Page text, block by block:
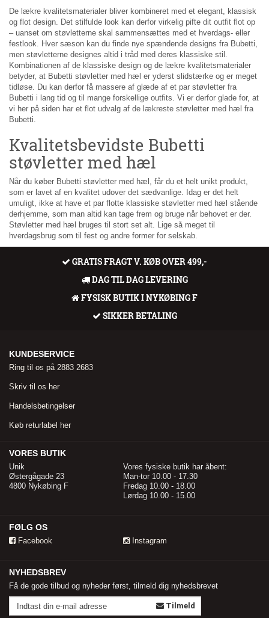
De lækre kvalitetsmaterialer bliver kombineret med et elegant, klassisk
og flot design. Det stilfulde look kan derfor virkelig pifte dit outfit flot op
– uanset om støvletterne skal sammensættes med et hverdags- eller
festlook. Hver sæson kan du finde nye spændende designs fra Bubetti,
men støvletterne designes altid i tråd med deres klassiske stil.
Kombinationen af de klassiske design og de lækre kvalitetsmaterialer
betyder, at Bubetti støvletter med hæl er yderst slidstærke og er meget
tidløse. Du kan derfor få massere af glæde af et par støvletter fra
Bubetti i lang tid og til mange forskellige outfits. Vi er derfor glade for, at
vi her på siden har et flot udvalg af de lækreste støvletter med hæl fra
Bubetti.
Kvalitetsbevidste Bubetti
støvletter med hæl
Når du køber Bubetti støvletter med hæl, får du et helt unikt produkt,
som er lavet af en kvalitet udover det sædvanlige. Idag er det helt
umuligt, ikke at have et par flotte klassiske støvletter med hæl stående
derhjemme, som man altid kan tage frem og bruge når behovet er der.
Støvletter med hæl bruges til stort set alt. Lige så meget til
hverdagsbrug som til fest og andre former for selskab.
GRATIS FRAGT V. KØB OVER 499,-
DAG TIL DAG LEVERING
FYSISK BUTIK I NYKØBING F
SIKKER BETALING
KUNDESERVICE
Ring til os på 2883 2683
Skriv til os her
Handelsbetingelser
Køb returlabel her
VORES BUTIK
Unik
Østergågade 23
4800 Nykøbing F
Vores fysiske butik har åbent:
Man-tor 10.00 - 17.30
Fredag 10.00 - 18.00
Lørdag 10.00 - 15.00
FØLG OS
Facebook Instagram
NYHEDSBREV
Få de gode tilbud og nyheder først, tilmeld dig nyhedsbrevet
Tilmeld